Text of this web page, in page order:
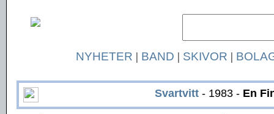
NYHETER | BAND | SKIVOR |
Svartvitt - 1983 - En